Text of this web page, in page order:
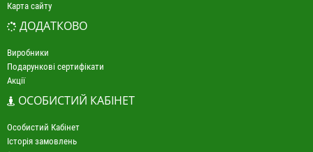
Карта сайту
ДОДАТКОВО
Виробники
Подарункові сертифікати
Акції
ОСОБИСТИЙ КАБІНЕТ
Особистий Кабінет
Історія замовлень